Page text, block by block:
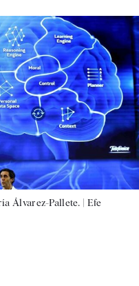
Álvarez-Pallete. | Efe